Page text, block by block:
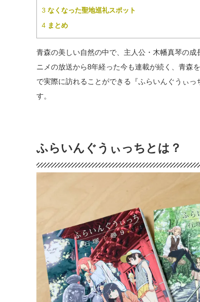
3 なくなった聖地巡礼スポット
4まとめ
青森の美しい自然の中で、主人公・木幡真琴の成
ニメの放送から8年経った今も連載が続く、青森
で実際に訪れることができる『ふらいんぐうぃ
す。
ふらいんぐうぃっちとは？